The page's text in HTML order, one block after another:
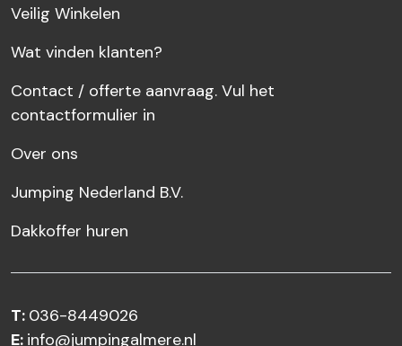
Veilig Winkelen
Wat vinden klanten?
Contact / offerte aanvraag. Vul het
contactformulier in
Over ons
Jumping Nederland B.V.
Dakkoffer huren
T: 036-8449026
E: info@jumpingalmere.nl